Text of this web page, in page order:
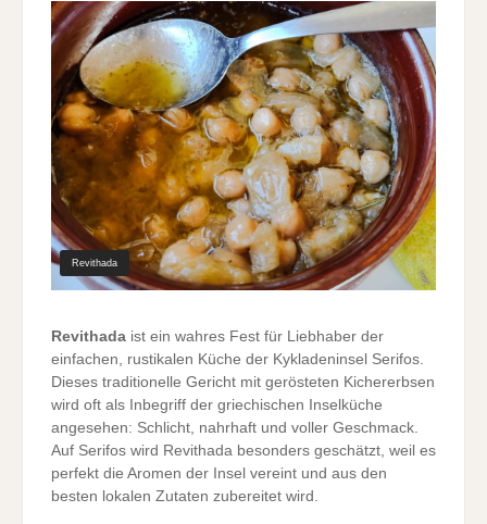
Revithada
Revithadaist ein wahres Fest für Liebhaber der
einfachen, rustikalen Küche der Kykladeninsel Serifos.
Dieses traditionelle Gericht mit gerösteten Kichererbsen
wird oft als Inbegriff der griechischen Inselküche
angesehen: Schlicht, nahrhaft und voller Geschmack.
Auf Serifos wird Revithada besonders geschätzt, weil es
perfekt die Aromen der Insel vereint und aus den
besten lokalen Zutaten zubereitet wird.